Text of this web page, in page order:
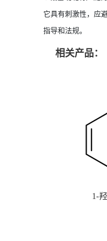
它具有刺激性，应
指导和法规。
相关产品：
1-